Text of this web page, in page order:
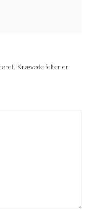
Krævede felter er